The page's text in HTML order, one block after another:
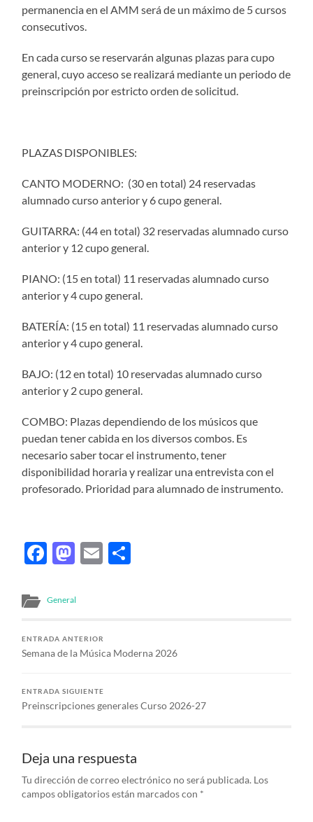
permanencia en el AMM será de un máximo de 5 cursos
consecutivos.
En cada curso se reservarán algunas plazas para cupo
general, cuyo acceso se realizará mediante un periodo de
preinscripción por estricto orden de solicitud.
PLAZAS DISPONIBLES:
CANTO MODERNO: (30 en total) 24 reservadas
alumnado curso anterior y 6 cupo general.
GUITARRA: (44 en total) 32 reservadas alumnado curso
anterior y 12 cupo general.
PIANO: (15 en total) 11 reservadas alumnado curso
anterior y 4 cupo general.
BATERÍA: (15 en total) 11 reservadas alumnado curso
anterior y 4 cupo general.
BAJO: (12 en total) 10 reservadas alumnado curso
anterior y 2 cupo general.
COMBO: Plazas dependiendo de los músicos que
puedan tener cabida en los diversos combos. Es
necesario saber tocar el instrumento, tener
disponibilidad horaria y realizar una entrevista con el
profesorado. Prioridad para alumnado de instrumento.
Facebook
Mastodon
Email
General
ENTRADA ANTERIOR
Semana de la Música Moderna 2026
ENTRADA SIGUIENTE
Preinscripciones generales Curso 2026-27
Deja una respuesta
Tu dirección de correo electrónico no será publicada. Los
campos obligatorios están marcados con *